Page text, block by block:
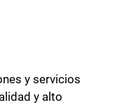
y servicios
y alto